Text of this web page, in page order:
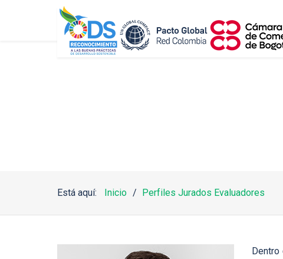
Está aquí: Inicio Perfiles Jurados Evaluadores
Dentro